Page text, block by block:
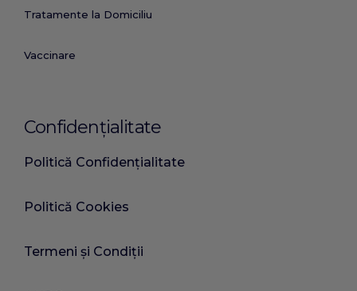
Tratamente la Domiciliu
Vaccinare
Confidențialitate
Politică Confidențialitate
Politică Cookies
Termeni și Condiții